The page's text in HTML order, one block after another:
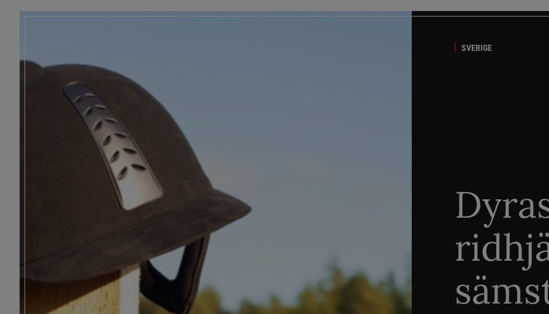
SVERIGE